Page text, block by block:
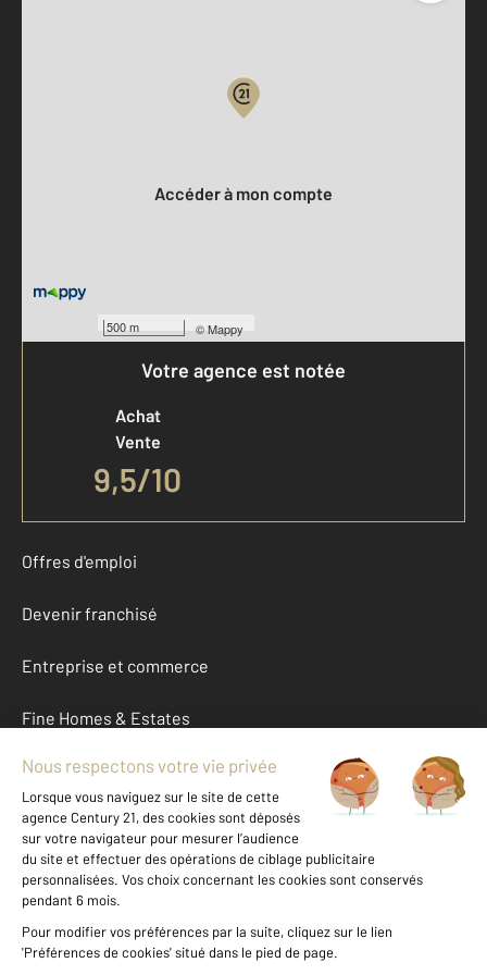
500 m ©Mappy
Accéder à mon compte
Votre agence est notée
Achat
Vente
9,5/10
Offres d'emploi
Devenir franchisé
Entreprise et commerce
Fine Homes & Estates
À propos
International
Nous contacter